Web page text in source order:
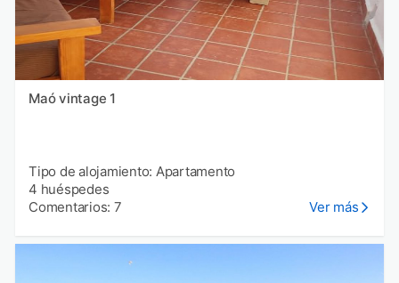
Maó vintage 1
Tipo de alojamiento: Apartamento
4 huéspedes
Comentarios: 7
Ver más